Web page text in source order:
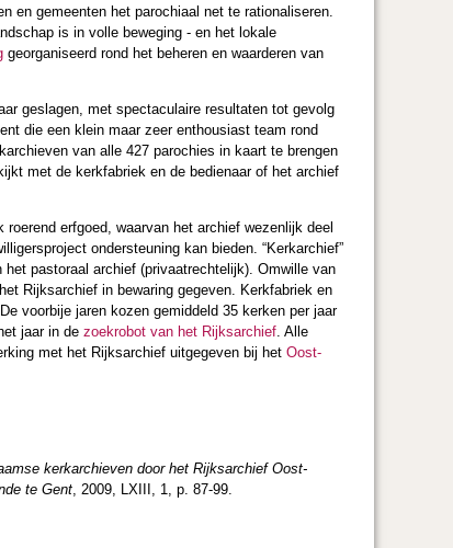
en gemeenten het parochiaal net te rationaliseren.
is in volle beweging - en het lokale
georganiseerd rond het beheren en waarderen van
geslagen, met spectaculaire resultaten tot gevolg
die een klein maar zeer enthousiast team rond
van alle 427 parochies in kaart te brengen
met de kerkfabriek en de bedienaar of het archief
erfgoed, waarvan het archief wezenlijk deel
ondersteuning kan bieden. “Kerkarchief”
pastoraal archief (privaatrechtelijk). Omwille van
Rijksarchief in bewaring gegeven. Kerkfabriek en
voorbije jaren kozen gemiddeld 35 kerken per jaar
jaar in de zoekrobot van het Rijksarchief . Alle
met het Rijksarchief uitgegeven bij het Oost-
kerkarchieven door het Rijksarchief Oost-
te Gent, 2009, LXIII, 1, p. 87-99.